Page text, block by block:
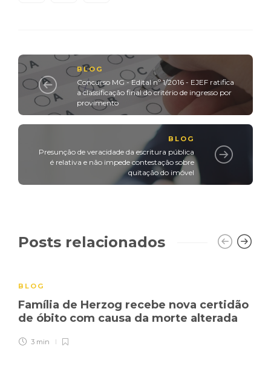
BLOG
Concurso MG - Edital nº 1/2016 - EJEF ratifica
a classificação final do critério de ingresso por
provimento
BLOG
Presunção de veracidade da escritura pública
é relativa e não impede contestação sobre
quitação do imóvel
Posts relacionados
BLOG
Família de Herzog recebe nova certidão
de óbito com causa da morte alterada
3 min